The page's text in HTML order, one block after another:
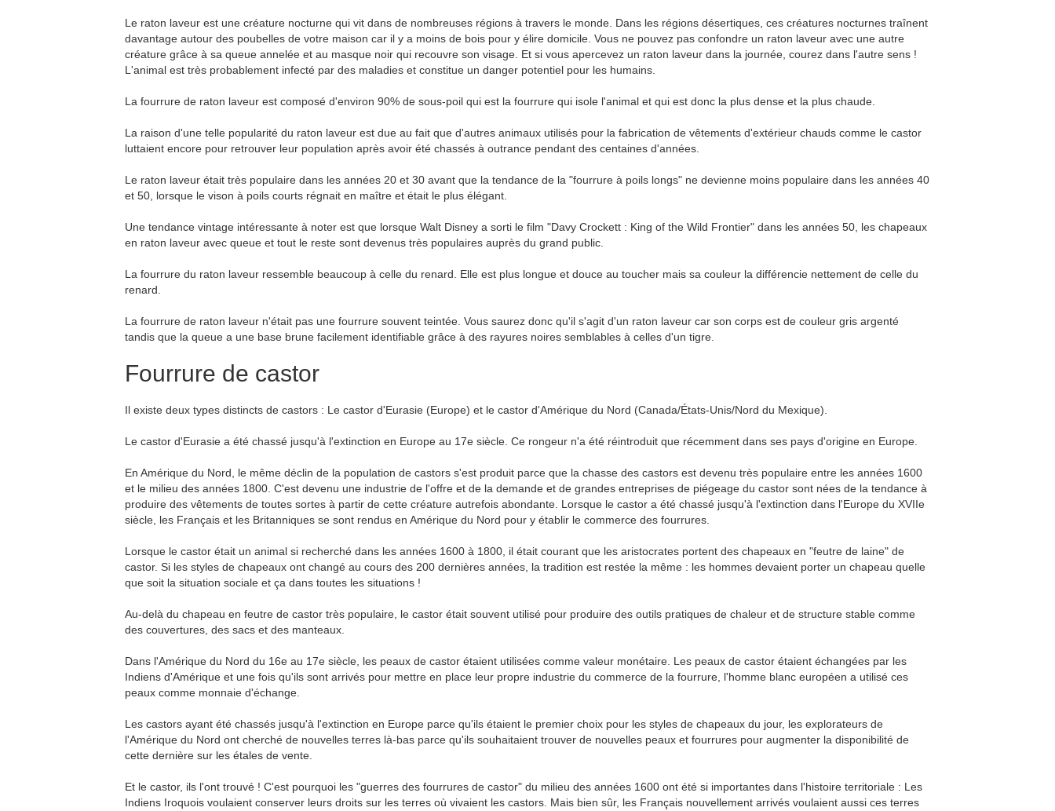
Le raton laveur est une créature nocturne qui vit dans de nombreuses régions à travers le monde. Dans les régions désertiques, ces créatures nocturnes traînent
davantage autour des poubelles de votre maison car il y a moins de bois pour y élire domicile. Vous ne pouvez pas confondre un raton laveur avec une autre
créature grâce à sa queue annelée et au masque noir qui recouvre son visage. Et si vous apercevez un raton laveur dans la journée, courez dans l'autre sens !
L'animal est très probablement infecté par des maladies et constitue un danger potentiel pour les humains.
La fourrure de raton laveur est composé d'environ 90% de sous-poil qui est la fourrure qui isole l'animal et qui est donc la plus dense et la plus chaude.
La raison d'une telle popularité du raton laveur est due au fait que d'autres animaux utilisés pour la fabrication de vêtements d'extérieur chauds comme le castor
luttaient encore pour retrouver leur population après avoir été chassés à outrance pendant des centaines d'années.
Le raton laveur était très populaire dans les années 20 et 30 avant que la tendance de la "fourrure à poils longs" ne devienne moins populaire dans les années 40
et 50, lorsque le vison à poils courts régnait en maître et était le plus élégant.
Une tendance vintage intéressante à noter est que lorsque Walt Disney a sorti le film "Davy Crockett : King of the Wild Frontier" dans les années 50, les chapeaux
en raton laveur avec queue et tout le reste sont devenus très populaires auprès du grand public.
La fourrure du raton laveur ressemble beaucoup à celle du renard. Elle est plus longue et douce au toucher mais sa couleur la différencie nettement de celle du
renard.
La fourrure de raton laveur n'était pas une fourrure souvent teintée. Vous saurez donc qu'il s'agit d'un raton laveur car son corps est de couleur gris argenté
tandis que la queue a une base brune facilement identifiable grâce à des rayures noires semblables à celles d'un tigre.
Fourrure de castor
Il existe deux types distincts de castors : Le castor d'Eurasie (Europe) et le castor d'Amérique du Nord (Canada/États-Unis/Nord du Mexique).
Le castor d'Eurasie a été chassé jusqu'à l'extinction en Europe au 17e siècle. Ce rongeur n'a été réintroduit que récemment dans ses pays d'origine en Europe.
En Amérique du Nord, le même déclin de la population de castors s'est produit parce que la chasse des castors est devenu très populaire entre les années 1600
et le milieu des années 1800. C'est devenu une industrie de l'offre et de la demande et de grandes entreprises de piégeage du castor sont nées de la tendance à
produire des vêtements de toutes sortes à partir de cette créature autrefois abondante. Lorsque le castor a été chassé jusqu'à l'extinction dans l'Europe du XVIIe
siècle, les Français et les Britanniques se sont rendus en Amérique du Nord pour y établir le commerce des fourrures.
Lorsque le castor était un animal si recherché dans les années 1600 à 1800, il était courant que les aristocrates portent des chapeaux en "feutre de laine" de
castor. Si les styles de chapeaux ont changé au cours des 200 dernières années, la tradition est restée la même : les hommes devaient porter un chapeau quelle
que soit la situation sociale et ça dans toutes les situations !
Au-delà du chapeau en feutre de castor très populaire, le castor était souvent utilisé pour produire des outils pratiques de chaleur et de structure stable comme
des couvertures, des sacs et des manteaux.
Dans l'Amérique du Nord du 16e au 17e siècle, les peaux de castor étaient utilisées comme valeur monétaire. Les peaux de castor étaient échangées par les
Indiens d'Amérique et une fois qu'ils sont arrivés pour mettre en place leur propre industrie du commerce de la fourrure, l'homme blanc européen a utilisé ces
peaux comme monnaie d'échange.
Les castors ayant été chassés jusqu'à l'extinction en Europe parce qu'ils étaient le premier choix pour les styles de chapeaux du jour, les explorateurs de
l'Amérique du Nord ont cherché de nouvelles terres là-bas parce qu'ils souhaitaient trouver de nouvelles peaux et fourrures pour augmenter la disponibilité de
cette dernière sur les étales de vente.
Et le castor, ils l'ont trouvé ! C'est pourquoi les "guerres des fourrures de castor" du milieu des années 1600 ont été si importantes dans l'histoire territoriale : Les
Indiens Iroquois voulaient conserver leurs droits sur les terres où vivaient les castors. Mais bien sûr, les Français nouvellement arrivés voulaient aussi ces terres